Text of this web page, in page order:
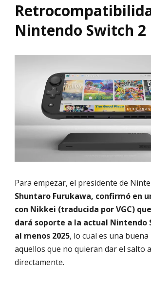
Nintendo Switch 2
Para empezar, el presidente de
Shuntaro Furukawa, confirmó en
con Nikkei (traducida por VGC)
dará soporte a la actual Nintendo
al menos 2025, lo cual es una
aquellos que no quieran dar el salto
directamente.